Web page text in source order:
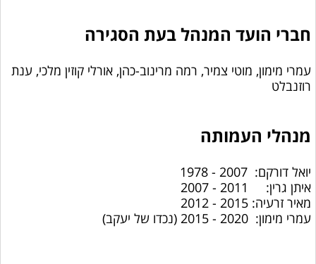
חברי הועד המנהל בעת הסגירה
עמרי מימון, מוטי צמיר, רמה מרינוב-כהן, אורלי קוזין מלכי, ענת
רוזנבלט
מנהלי העמותה
יואל דורקם: 2007 - 1978
איתן גרין: 2011 - 2007
מאיר זרעיה: 2015 - 2012
עמרי מימון: 2020 - 2015 (נכדו של יעקב)